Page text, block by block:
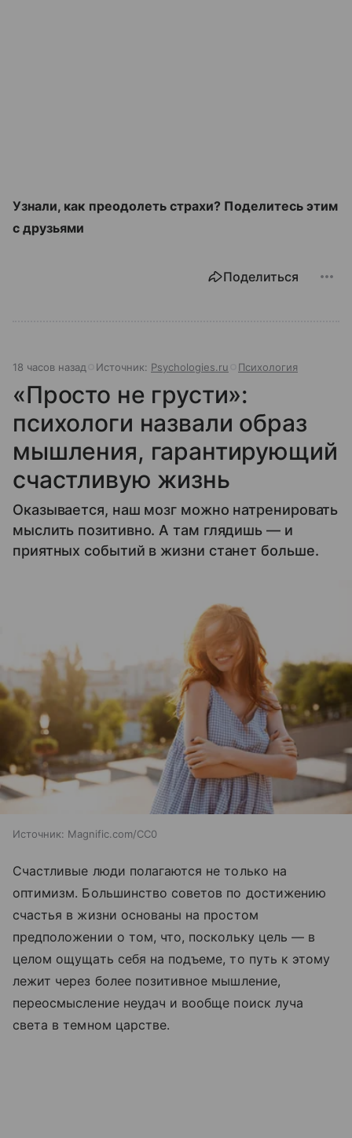
Узнали, как преодолеть страхи? Поделитесь этим
с друзьями
Поделиться
18 часов назад Источник: Psychologies.ru Психология
«Просто не грусти»:
психологи назвали образ
мышления, гарантирующий
счастливую жизнь
Оказывается, наш мозг можно натренировать
мыслить позитивно. А там глядишь — и
приятных событий в жизни станет больше.
Источник: Magnific.com/CC0
Счастливые люди полагаются не только на
оптимизм. Большинство советов по достижению
счастья в жизни основаны на простом
предположении о том, что, поскольку цель — в
целом ощущать себя на подъеме, то путь к этому
лежит через более позитивное мышление,
переосмысление неудач и вообще поиск луча
света в темном царстве.